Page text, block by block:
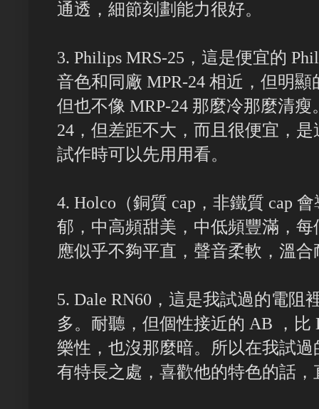
通透，細節刻劃能力很好。
3. Philips MRS-25，這是便宜的
音色和同廠 MPR-24 相近，但明
但也不像 MRP-24 那麼冷那麼清
24，但差距不大，而且很便宜，
試作時可以先用用看。
4. Holco（銅質 cap，非鐵質 cap
郁，中高頻甜美，中低頻豐滿，
應似乎不夠平直，聲音柔軟，溫合
5. Dale RN60，這是我試過的電阻
多。耐聽，但個性接近的 AB ，比
樂性，也沒那麼暗。所以在我試過
有特長之處，喜歡他的特色的話